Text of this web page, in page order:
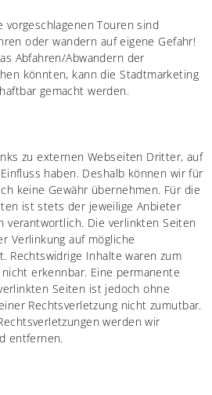
vorgeschlagenen Touren sind
oder wandern auf eigene Gefahr!
Abfahren/Abwandern der
könnten, kann die Stadtmarketing
gemacht werden.
zu externen Webseiten Dritter, auf
haben. Deshalb können wir für
keine Gewähr übernehmen. Für die
ist stets der jeweilige Anbieter
verantwortlich. Die verlinkten Seiten
Verlinkung auf mögliche
Rechtswidrige Inhalte waren zum
erkennbar. Eine permanente
Seiten ist jedoch ohne
Rechtsverletzung nicht zumutbar.
werden wir
entfernen.